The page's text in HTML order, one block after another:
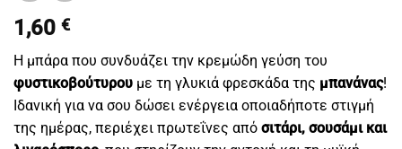
1,60 €
Η μπάρα που συνδυάζει την κρεμώδη γεύση του
φυστικοβούτυρου με τη γλυκιά φρεσκάδα της μπανάνας!
Ιδανική για να σου δώσει ενέργεια οποιαδήποτε στιγμή
της ημέρας, περιέχει πρωτεΐνες από σιτάρι, σουσάμι και